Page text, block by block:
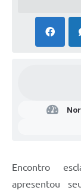
Encontro
apresentou